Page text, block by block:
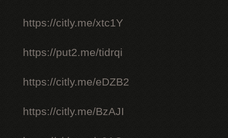
https://citly.me/xtc1Y
https://put2.me/tidrqi
https://citly.me/eDZB2
https://citly.me/BzAJI